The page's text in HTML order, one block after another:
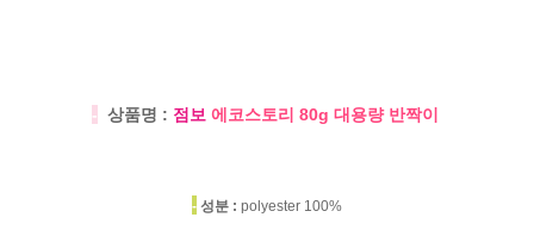
- 상품명 : 점보 에코스토리 80g 대용량 반짝이
- 성분 : polyester 100%